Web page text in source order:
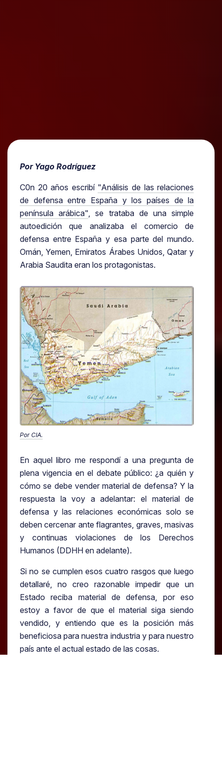
Por Yago Rodríguez
C0n 20 años escribí "Análisis de las relaciones
de defensa entre España y los países de la
península arábica" , se trataba de una simple
autoedición que analizaba el comercio de
defensa entre España y esa parte del mundo.
Omán, Yemen, Emiratos Árabes Unidos, Qatar y
Arabia Saudita eran los protagonistas.
Por CIA.
En aquel libro me respondí a una pregunta de
plena vigencia en el debate público: ¿a quién y
cómo se debe vender material de defensa? Y la
respuesta la voy a adelantar: el material de
defensa y las relaciones económicas solo se
deben cercenar ante flagrantes, graves, masivas
y continuas violaciones de los Derechos
Humanos (DDHH en adelante).
Si no se cumplen esos cuatro rasgos que luego
detallaré, no creo razonable impedir que un
Estado reciba material de defensa, por eso
estoy a favor de que el material siga siendo
vendido, y entiendo que es la posición más
beneficiosa para nuestra industria y para nuestro
país ante el actual estado de las cosas.